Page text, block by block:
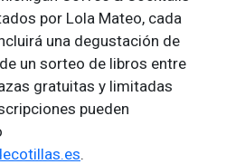
por Lola Mateo, cada
una degustación de
un sorteo de libros entre
gratuitas y limitadas
pueden
.